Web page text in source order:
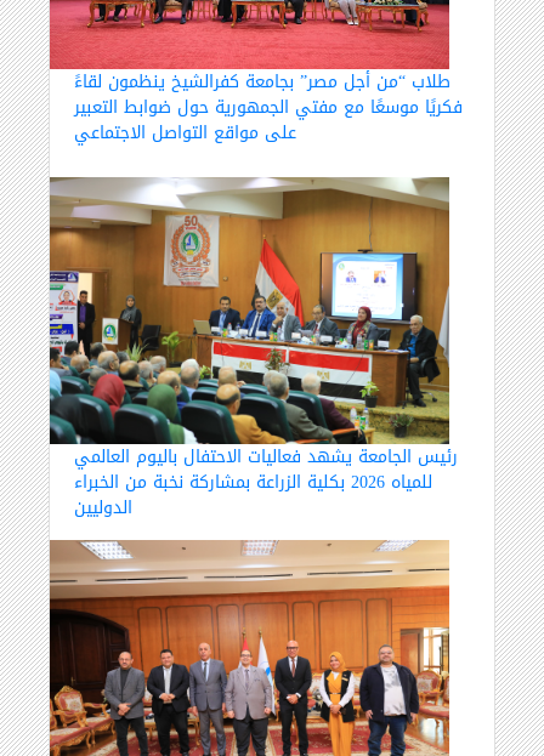
طلاب “من أجل مصر” بجامعة كفرالشيخ ينظمون لقاءً
فكريًا موسعًا مع مفتي الجمهورية حول ضوابط التعبير
على مواقع التواصل الاجتماعي
رئيس الجامعة يشهد فعاليات الاحتفال باليوم العالمي
للمياه 2026 بكلية الزراعة بمشاركة نخبة من الخبراء
الدوليين